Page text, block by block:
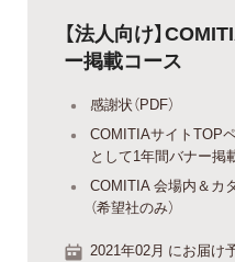
【法人向け】
ー掲載コース
感謝状（PDF）
COMITIAサイトTOP
として1年間バナー掲
COMITIA 会場内＆カ
（希望社のみ）
2021年02月 にお届け